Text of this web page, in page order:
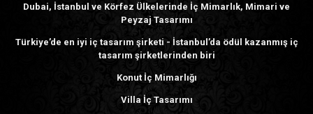
Dubai, İstanbul ve Körfez Ülkelerinde İç Mimarlık, Mimari ve
Peyzaj Tasarımı
Türkiye’de en iyi iç tasarım şirketi - İstanbul’da ödül kazanmış iç
tasarım şirketlerinden biri
Konut İç Mimarlığı
Villa İç Tasarımı